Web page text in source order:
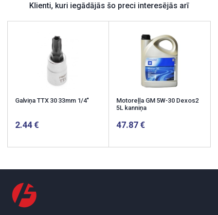
Klienti, kuri iegādājās šo preci interesējās arī
Galviņa TTX 30 33mm 1/4"
2.44
Motoreļļa GM 5W-30 Dexos2
5L kanniņa
47.87